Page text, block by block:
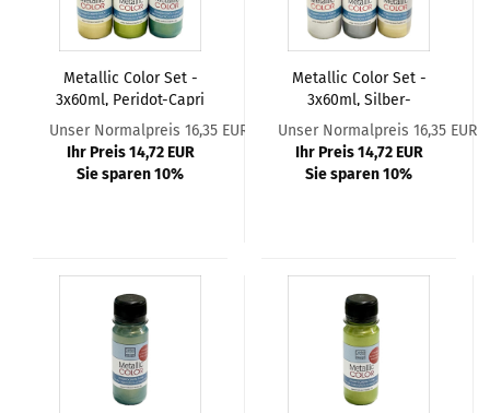
Metallic Color Set -
3x60ml, Peridot-Capri
Blau-Champagner
Unser Normalpreis 16,35 EUR
Ihr Preis 14,72 EUR
Sie sparen 10%
Metallic Color Set -
3x60ml, Silber-
Anthrazit-Champagner
Unser Normalpreis 16,35 EUR
Ihr Preis 14,72 EUR
Sie sparen 10%